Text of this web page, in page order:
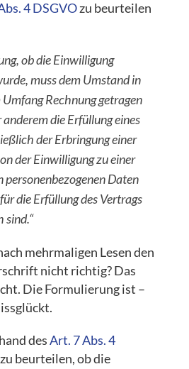
4 DSGVOzu beurteilen
ob die Einwilligung
muss dem Umstand in
Rechnung getragen
die Erfüllung eines
der Erbringung einer
der Einwilligung zu einer
personenbezogenen Daten
die Erfüllung des Vertrags
sind.“
mehrmaligen Lesen den
nicht richtig? Das
Die Formulierung ist –
desArt. 7 Abs. 4
beurteilen, ob die